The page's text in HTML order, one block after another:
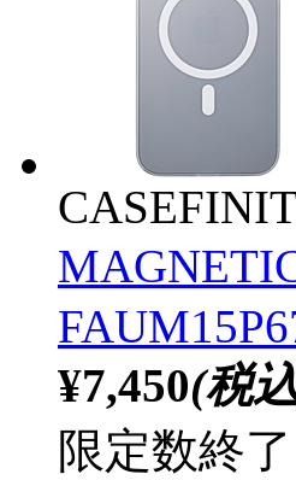
¥7,450(税
限定数終了